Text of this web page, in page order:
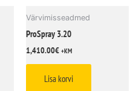
Värvimisseadmed
ProSpray 3.20
1,410.00€ +KM
Lisa korvi